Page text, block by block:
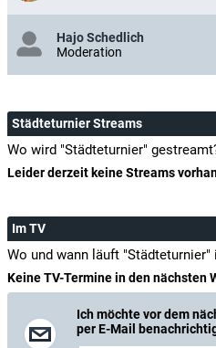
Hajo Schedlich
Moderation
Städteturnier Streams
Wo wird "Städteturnier"
Leider derzeit keine Streams
Im TV
Wo und wann läuft "Städteturnier"
Keine TV-Termine in den nächsten
Ich möchte vor dem
per E-Mail